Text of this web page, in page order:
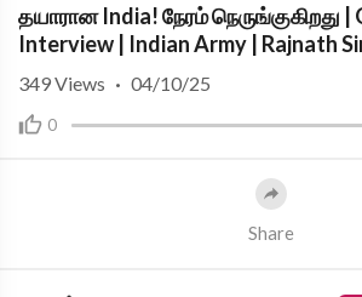
தயாரான India! நேரம் நெருங்குகிறது |
Interview | Indian Army | Rajnath
0
349Views · 04/10/25
Share